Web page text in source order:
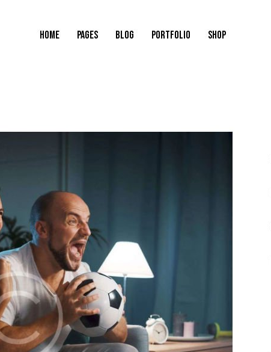
HOME PAGES BLOG PORTFOLIO SHOP